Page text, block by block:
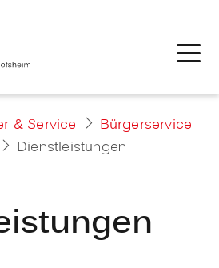
& Service
Bürgerservice
Dienstleistungen